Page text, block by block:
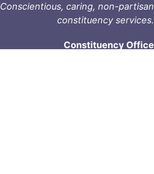
Conscientious, caring, non-partisan
constituency services.
Constituency Office